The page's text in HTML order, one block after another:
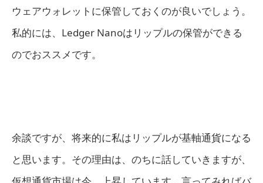
ウェアウォレットに保管しておくのが良いでしょう。
私的には、Ledger Nanoはリップルの保管ができる
のでおススメです。
余談ですが、将来的に私はリップルが基軸通貨になる
と思います。その理由は、のちに話していきますが、